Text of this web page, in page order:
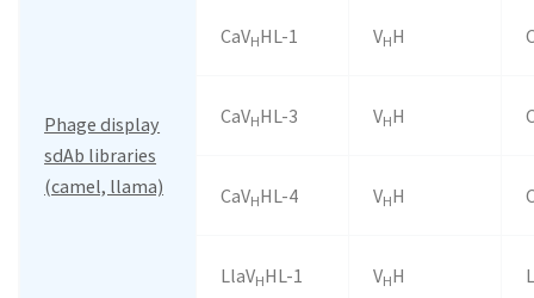
Phage display
sdAb libraries
(camel, llama)
CaVHHL-1 VHH
CaVHHL-3 VHH
CaVHHL-4 VHH
LlaVHHL-1 VHH